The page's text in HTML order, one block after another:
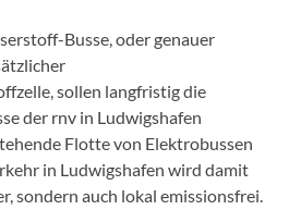
Busse, oder genauer
sollen langfristig die
der rnv in Ludwigshafen
Flotte von Elektrobussen
in Ludwigshafen wird damit
sondern auch lokal emissionsfrei.